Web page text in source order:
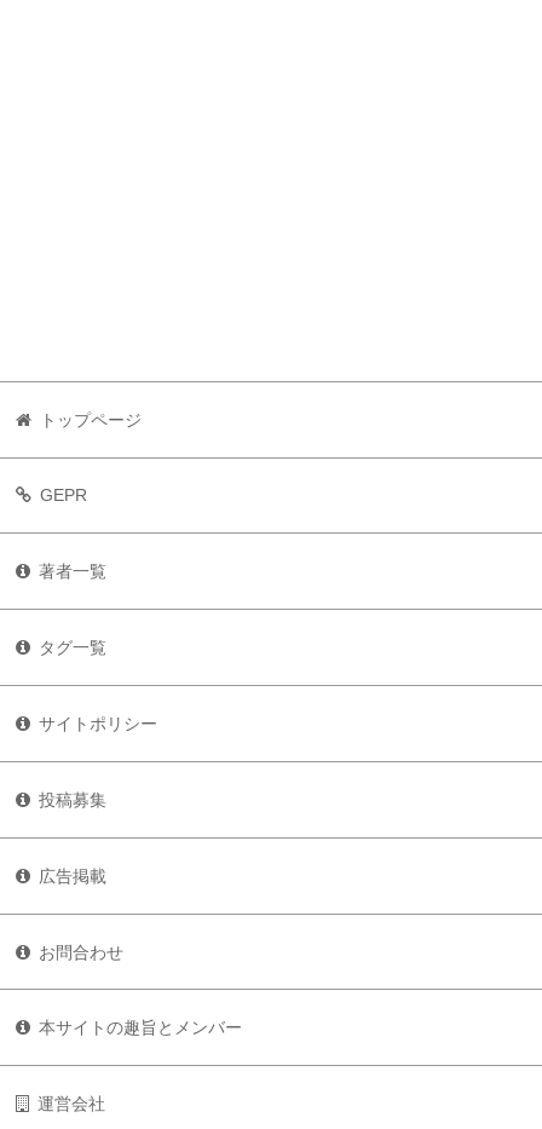
トップページ
GEPR
著者一覧
タグ一覧
サイトポリシー
投稿募集
広告掲載
お問合わせ
本サイトの趣旨とメンバー
運営会社